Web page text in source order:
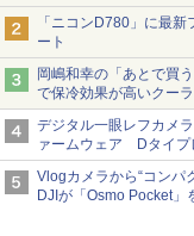
「ニコンD780」に最
ート
岡嶋和幸の「あとで買
で保冷効果が高いクー
Watch
デジタル一眼レフカメ
ァームウェア Dタイプ
になる現象の修正など
Vlogカメラから“コンパ
DJIが「Osmo Pocket